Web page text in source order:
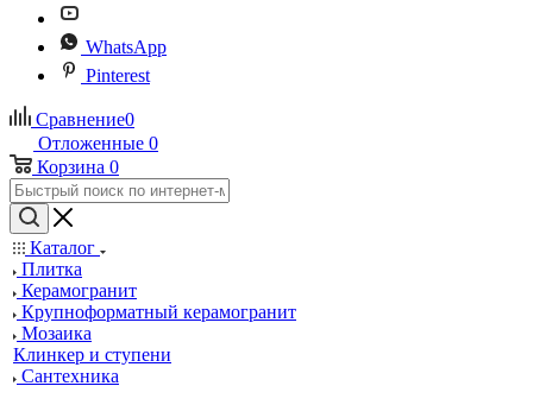
WhatsApp
Pinterest
Сравнение0
Отложенные 0
Корзина 0
Каталог
Плитка
Керамогранит
Крупноформатный керамогранит
Мозаика
Клинкер и ступени
Сантехника